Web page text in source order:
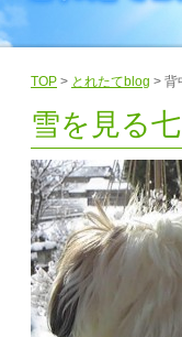
TOP > とれたてblog > 背
雪を見る